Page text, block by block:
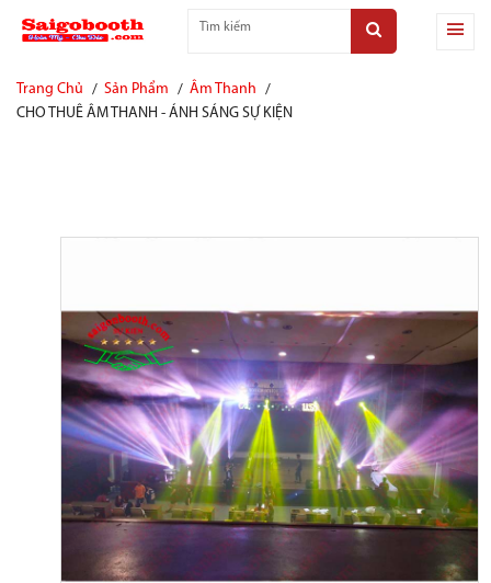
Trang Chủ Sản Phẩm
Âm Thanh
CHO THUÊ ÂM THANH - ÁNH SÁNG SỰ KIỆN